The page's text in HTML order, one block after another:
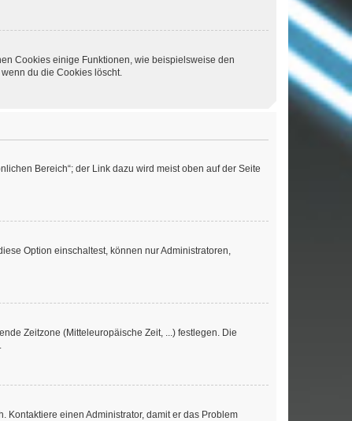
Cookies einige Funktionen, wie beispielsweise den
du die Cookies löscht.
Bereich“; der Link dazu wird meist oben auf der Seite
Option einschaltest, können nur Administratoren,
Zeitzone (Mitteleuropäische Zeit, ...) festlegen. Die
Kontaktiere einen Administrator, damit er das Problem